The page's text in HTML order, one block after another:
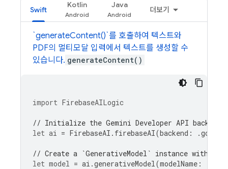
Swift
Kotlin Java
더보기
`generateContent()`를 호출하여 텍스트와
PDF의 멀티모달 입력에서 텍스트를 생성할 수
있습니다. generateContent()
import FirebaseAILogic
// Initialize the Gemini Developer API backend
let ai = FirebaseAI . firebaseAI(backend : .
// Create a `GenerativeModel` instance with a
let model = ai .generativeModel(modelName :